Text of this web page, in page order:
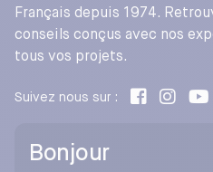
Français depuis 1974.
conseils conçus avec nos
tous vos projets.
Suivez nous sur :
Bonjour